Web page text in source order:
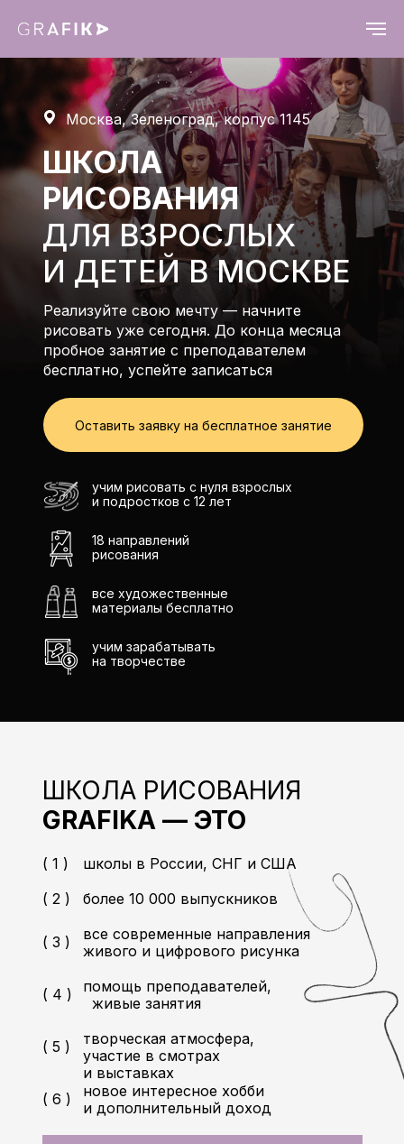
Реализуйте свою мечту — начните
рисовать уже сегодня. До конца месяца
пробное занятие с преподавателем
бесплатно, успейте записаться
учим рисовать с нуля взрослых
и подростков с 12 лет
ШКОЛА
РИСОВАНИЯ
18 направлений
рисования
все художественные
материалы бесплатно
учим зарабатывать
на творчестве
ДЛЯ ВЗРОСЛЫХ
И ДЕТЕЙ В МОСКВЕ
Оставить заявку на бесплатное занятие
Москва, Зеленоград, корпус 1145
школы в России, СНГ и США
( 1 )
более 10 000 выпускников
( 2 )
все современные направления
живого и цифрового рисунка
( 3 )
творческая атмосфера,
участие в смотрах
и выставках
( 5 )
помощь преподавателей,
живые занятия
( 4 )
новое интересное хобби
и дополнительный доход
( 6 )
ШКОЛА РИСОВАНИЯ
GRAFIKA — ЭТО